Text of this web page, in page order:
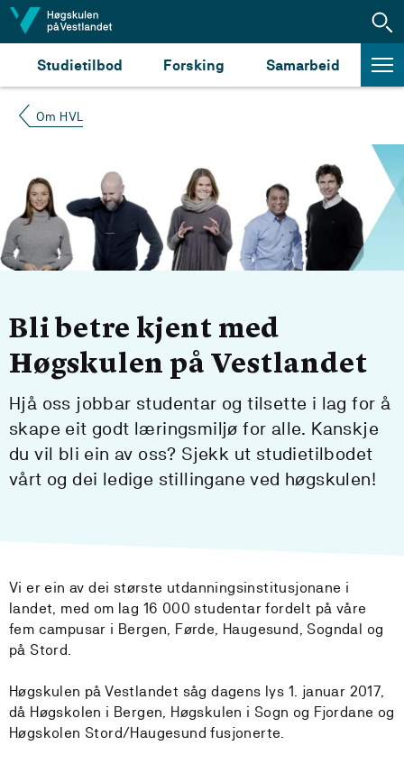
Hopp til innhald
Studietilbod Forsking Samarbeid
Om HVL
Bli betre kjent med
Høgskulen på Vestlandet
Hjå oss jobbar studentar og tilsette i lag for å
skape eit godt læringsmiljø for alle. Kanskje
du vil bli ein av oss? Sjekk ut studietilbodet
vårt og dei ledige stillingane ved høgskulen!
Vi er ein av dei største utdanningsinstitusjonane i
landet, med om lag 16 000 studentar fordelt på våre
fem campusar i Bergen, Førde, Haugesund, Sogndal og
på Stord.
Høgskulen på Vestlandet såg dagens lys 1. januar 2017,
då Høgskolen i Bergen, Høgskulen i Sogn og Fjordane og
Høgskolen Stord/Haugesund fusjonerte.